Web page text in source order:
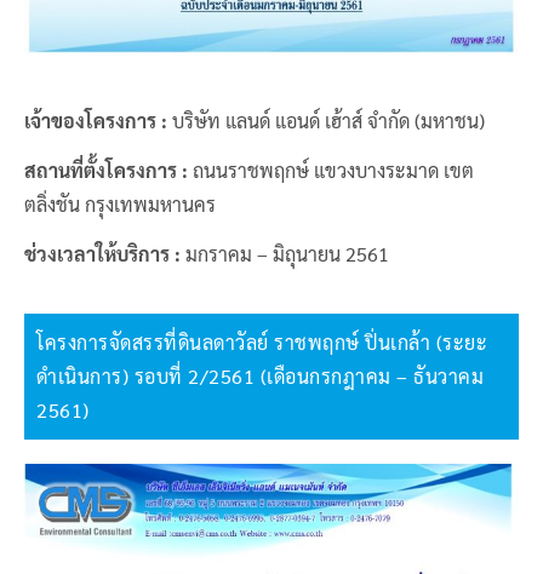
เจ้าของโครงการ : บริษัท แลนด์ แอนด์ เฮ้าส์ จำกัด (มหาชน)
สถานที่ตั้งโครงการ : ถนนราชพฤกษ์ แขวงบางระมาด เขต
ตลิ่งชัน กรุงเทพมหานคร
ช่วงเวลาให้บริการ : มกราคม – มิถุนายน 2561
โครงการจัดสรรที่ดินลดาวัลย์ ราชพฤกษ์ ปิ่นเกล้า (ระยะ
ดำเนินการ) รอบที่ 2/2561 (เดือนกรกฎาคม – ธันวาคม
2561)